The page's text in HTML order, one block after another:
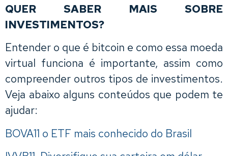
QUER SABER MAIS SOBRE
INVESTIMENTOS?
Entender o que é bitcoin e como essa moeda
virtual funciona é importante, assim como
compreender outros tipos de investimentos.
Veja abaixo alguns conteúdos que podem te
ajudar:
BOVA11 o ETF mais conhecido do Brasil